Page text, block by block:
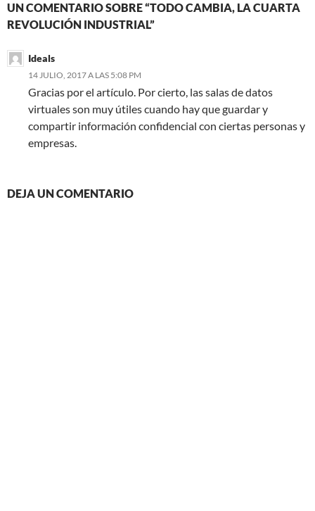
UN COMENTARIO SOBRE “TODO CAMBIA, LA CUARTA
REVOLUCIÓN INDUSTRIAL”
Ideals
14 JULIO, 2017 A LAS 5:08 PM
Gracias por el artículo. Por cierto, las salas de datos
virtuales son muy útiles cuando hay que guardar y
compartir información confidencial con ciertas personas y
empresas.
DEJA UN COMENTARIO